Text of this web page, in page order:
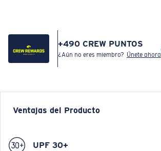
+490 CREW PUNTOS
¿Aún no eres miembro? Únete ahora
Ventajas del Producto
UPF 30+